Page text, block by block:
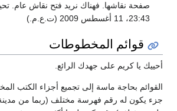
صفحة نقاشها. فهناك نريد فتح نقاش عام. تحياتي
23:43، 11 أغسطس 2009 (ت.ع.م.)
قوائم المخطوطات
يا كريم على جهدك الرائع.
بحاجة ماسة إلى تجميع أجزاء الكتب
يكون له رقم فهرسة مختلف (ربما من مدينة